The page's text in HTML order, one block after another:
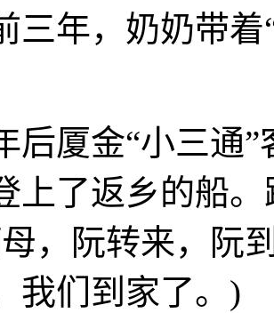
三年，奶奶带
厦金“小三通”
上了返乡的船
，阮转来，阮
我们到家了。)